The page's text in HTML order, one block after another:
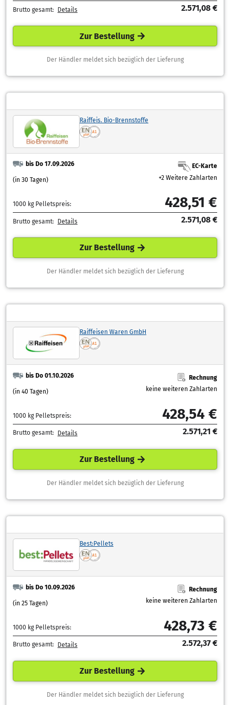
Brutto gesamt: Details 2.571,08 €
Zur Bestellung
Der Händler meldet sich bezüglich der Lieferung
Raiffeis. Bio-Brennstoffe
bis Do 17.09.2026
(in 30 Tagen)
EC-Karte
+2 Weitere Zahlarten
1000 kg Pelletspreis: 428,51 €
Brutto gesamt: Details 2.571,08 €
Zur Bestellung
Der Händler meldet sich bezüglich der Lieferung
Raiffeisen Waren GmbH
bis Do 01.10.2026
(in 40 Tagen)
Rechnung
keine weiteren Zahlarten
1000 kg Pelletspreis: 428,54 €
Brutto gesamt: Details 2.571,21 €
Zur Bestellung
Der Händler meldet sich bezüglich der Lieferung
Best:Pellets
bis Do 10.09.2026
(in 25 Tagen)
Rechnung
keine weiteren Zahlarten
1000 kg Pelletspreis: 428,73 €
Brutto gesamt: Details 2.572,37 €
Zur Bestellung
Der Händler meldet sich bezüglich der Lieferung